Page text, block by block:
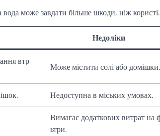
може завдати більше шкоди, ніж користі.
Недоліки
втр
Може містити солі або домішки.
Недоступна в міських умовах.
Вимагає додаткових витрат на
ьтри.